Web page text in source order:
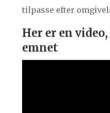
tilpasse efter
Her er en
emnet